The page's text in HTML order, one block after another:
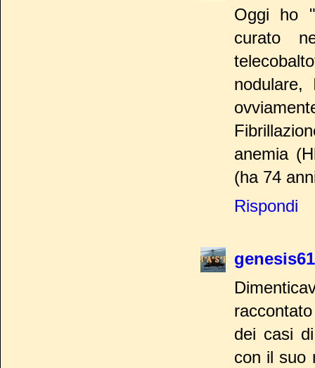
Oggi ho
curato
anemia
(ha 74
Rispondi
genesis61
dei casi
con il suo